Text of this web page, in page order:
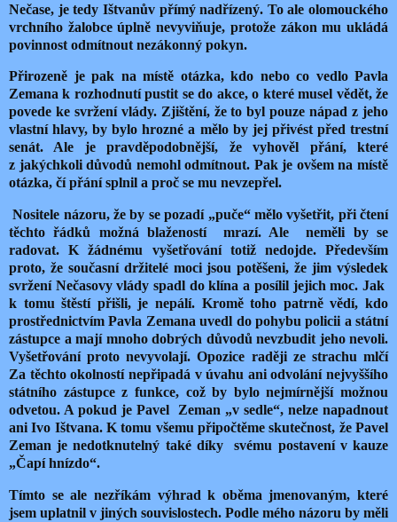
Nečase, je tedy Ištvanův přímý nadřízený. To ale olomouckého
vrchního žalobce úplně nevyviňuje, protože zákon mu ukládá
povinnost odmítnout nezákonný pokyn.
Přirozeně je pak na místě otázka, kdo nebo co vedlo Pavla
Zemana k rozhodnutí pustit se do akce, o které musel vědět, že
povede ke svržení vlády. Zjištění, že to byl pouze nápad z jeho
vlastní hlavy, by bylo hrozné a mělo by jej přivést před trestní
senát. Ale je pravděpodobnější, že vyhověl přání, které
z jakýchkoli důvodů nemohl odmítnout. Pak je ovšem na místě
otázka, čí přání splnil a proč se mu nevzepřel.
Nositele názoru, že by se pozadí „puče“ mělo vyšetřit, při čtení
těchto řádků možná blažeností mrazí. Ale neměli by se
radovat. K žádnému vyšetřování totiž nedojde. Především
proto, že současní držitelé moci jsou potěšeni, že jim výsledek
svržení Nečasovy vlády spadl do klína a posílil jejich moc. Jak
k tomu štěstí přišli, je nepálí. Kromě toho patrně vědí, kdo
prostřednictvím Pavla Zemana uvedl do pohybu policii a státní
zástupce a mají mnoho dobrých důvodů nevzbudit jeho nevoli.
Vyšetřování proto nevyvolají. Opozice raději ze strachu mlčí
Za těchto okolností nepřipadá v úvahu ani odvolání nejvyššího
státního zástupce z funkce, což by bylo nejmírnější možnou
odvetou. A pokud je Pavel Zeman „v sedle“, nelze napadnout
ani Ivo Ištvana. K tomu všemu připočtěme skutečnost, že Pavel
Zeman je nedotknutelný také díky svému postavení v kauze
„Čapí hnízdo“.
Tímto se ale nezříkám výhrad k oběma jmenovaným, které
jsem uplatnil v jiných souvislostech. Podle mého názoru by měli